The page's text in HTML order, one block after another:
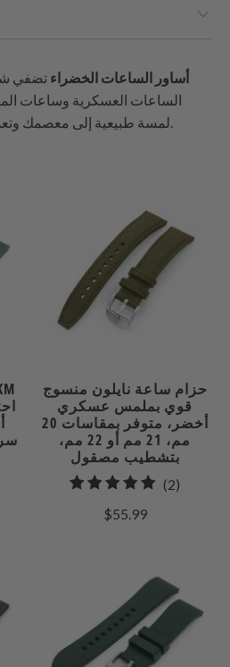
أساور الساعات الخضراء تضفي
الساعات العسكرية وساعات
لمسة طبيعية إلى معصمك وتعمل بشكل جيد في أي مكان.
حزام ساعة نايلون منسوج
قوي بملمس عسكري
أخضر، متوفر بمقاسات 20
مم، 21 مم أو 22 مم،
بتشطيب مصقول
(2)
$55.99